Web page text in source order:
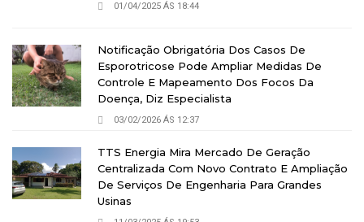
01/04/2025 ÁS 18:44
Notificação Obrigatória Dos Casos De
Esporotricose Pode Ampliar Medidas De
Controle E Mapeamento Dos Focos Da
Doença, Diz Especialista
03/02/2026 ÁS 12:37
TTS Energia Mira Mercado De Geração
Centralizada Com Novo Contrato E Ampliação
De Serviços De Engenharia Para Grandes
Usinas